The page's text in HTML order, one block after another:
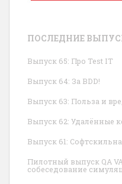
ПОСЛЕДНИЕ
Выпуск 65: Про Test IT
Выпуск 64: За BDD!
Выпуск 63: Польза и
Выпуск 62: Удалённые
Выпуск 61:
Пилотный выпуск QA
собеседование